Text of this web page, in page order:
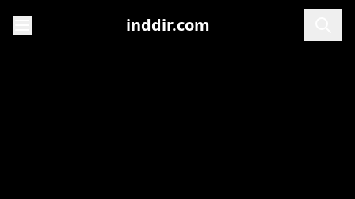
inddir.com